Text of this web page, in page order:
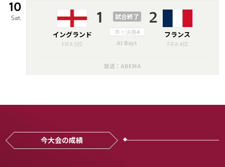
10
Sat.
イングランド
FIFA 5位
1 2
試合終了
準々決勝4
Al Bayt
フランス
FIFA 4位
放送：ABEMA
今大会の成績